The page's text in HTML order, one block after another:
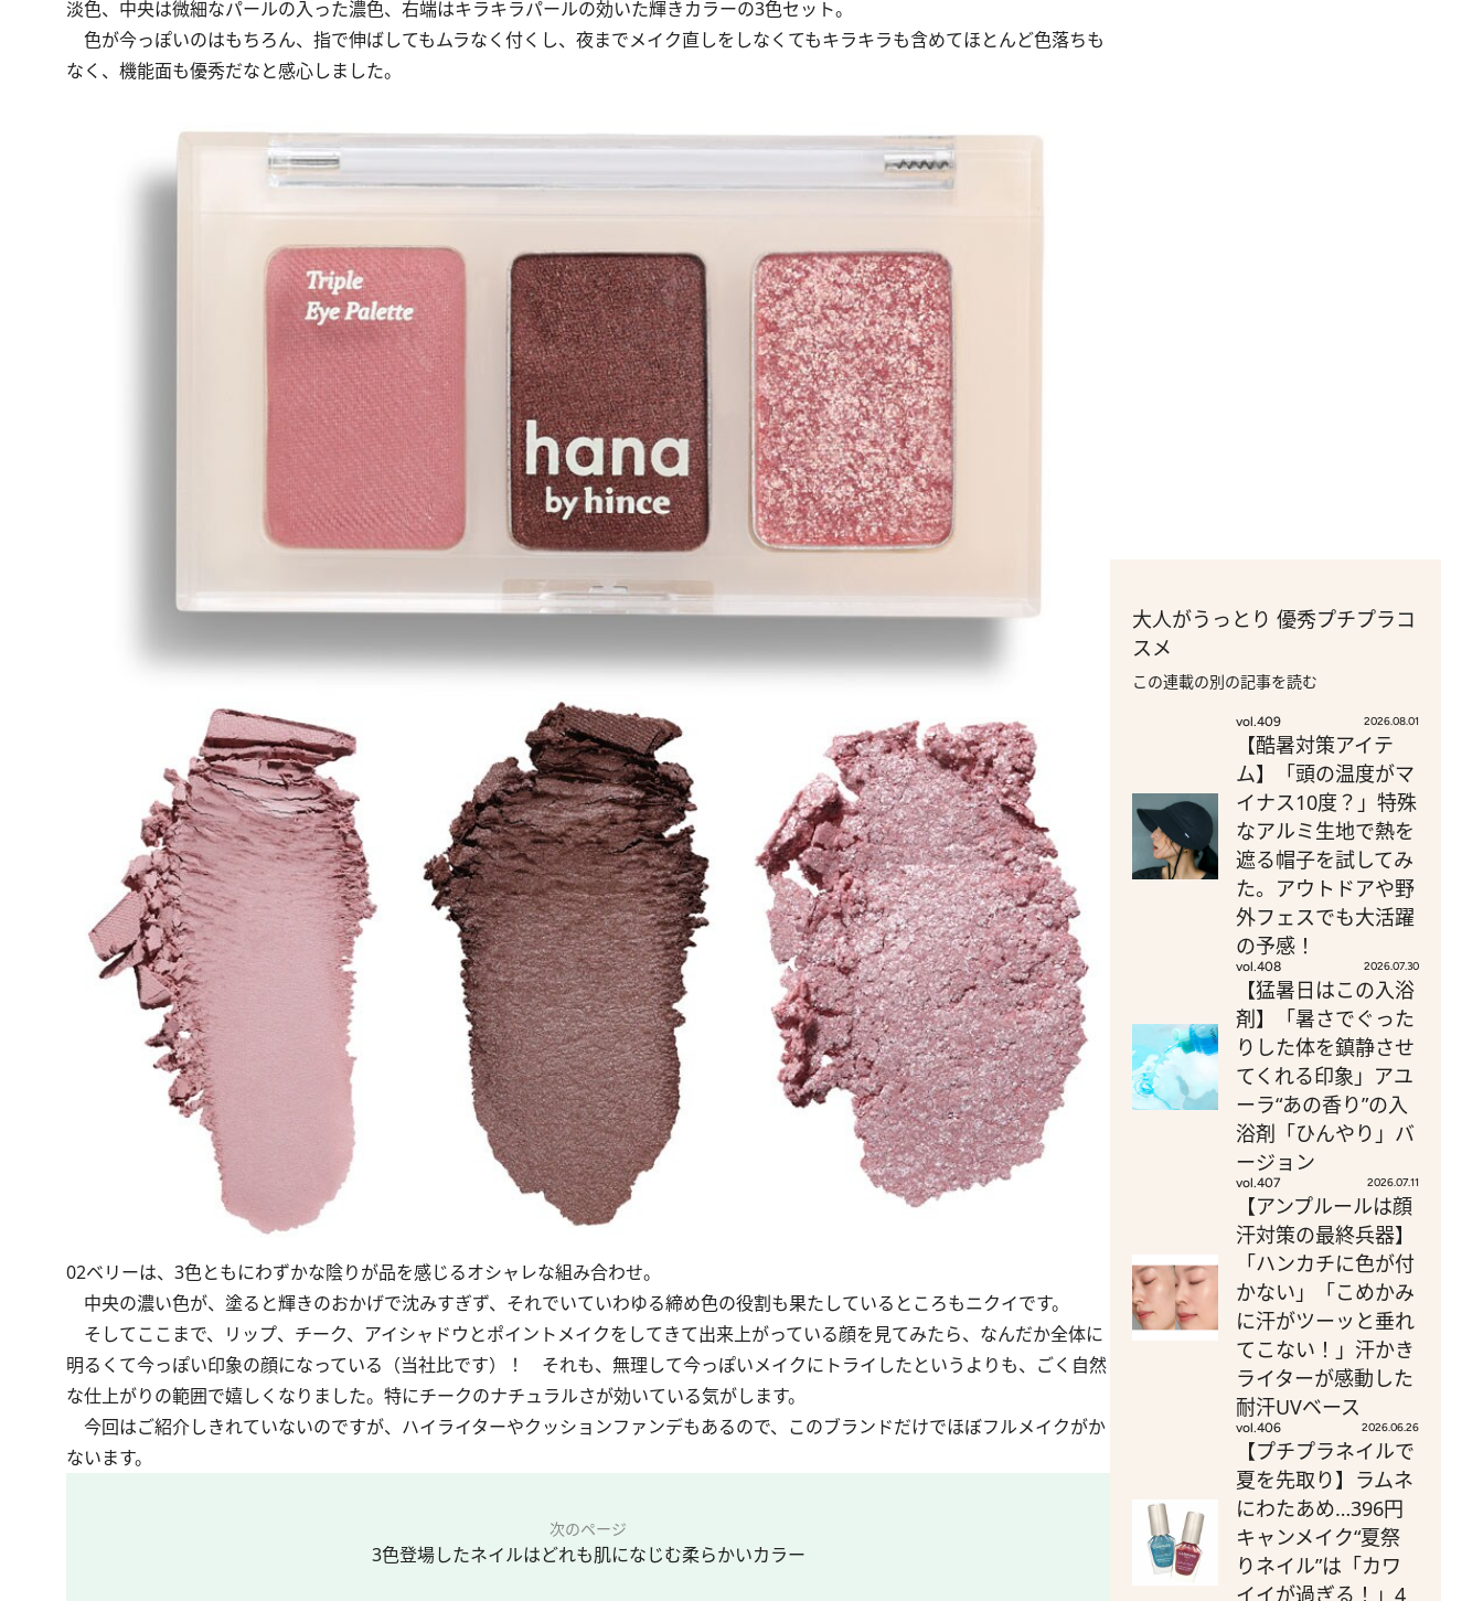
淡色、中央は微細なパールの入った濃色、右端はキラキラパールの効いた輝きカラーの3色セット。
色が今っぽいのはもちろん、指で伸ばしてもムラなく付くし、夜までメイク直しをしなくてもキラキラも含めてほとんど色落ちも
なく、機能面も優秀だなと感心しました。
02ベリーは、3色ともにわずかな陰りが品を感じるオシャレな組み合わせ。
中央の濃い色が、塗ると輝きのおかげで沈みすぎず、それでいていわゆる締め色の役割も果たしているところもニクイです。
そしてここまで、リップ、チーク、アイシャドウとポイントメイクをしてきて出来上がっている顔を見てみたら、なんだか全体に
明るくて今っぽい印象の顔になっている（当社比です）！ それも、無理して今っぽいメイクにトライしたというよりも、ごく自然
な仕上がりの範囲で嬉しくなりました。特にチークのナチュラルさが効いている気がします。
今回はご紹介しきれていないのですが、ハイライターやクッションファンデもあるので、このブランドだけでほぼフルメイクがか
ないます。
次のページ
3色登場したネイルはどれも肌になじむ柔らかいカラー
大人がうっとり 優秀プチプラコ
スメ
この連載の別の記事を読む
vol.409 2026.08.01
【酷暑対策アイテ
ム】「頭の温度がマ
イナス10度？」特殊
なアルミ生地で熱を
遮る帽子を試してみ
た。アウトドアや野
外フェスでも大活躍
の予感！
vol.408 2026.07.30
【猛暑日はこの入浴
剤】「暑さでぐった
りした体を鎮静させ
てくれる印象」アユ
ーラ“あの香り”の入
浴剤「ひんやり」バ
ージョン
vol.407 2026.07.11
【アンプルールは顔
汗対策の最終兵器】
「ハンカチに色が付
かない」「こめかみ
に汗がツーッと垂れ
てこない！」汗かき
ライターが感動した
耐汗UVベース
vol.406 2026.06.26
【プチプラネイルで
夏を先取り】ラムネ
にわたあめ…396円
キャンメイク“夏祭
りネイル”は「カワ
イイが過ぎる！」4